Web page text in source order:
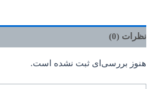
نظرات (0)
هنوز بررسی‌ای ثبت نشده است.